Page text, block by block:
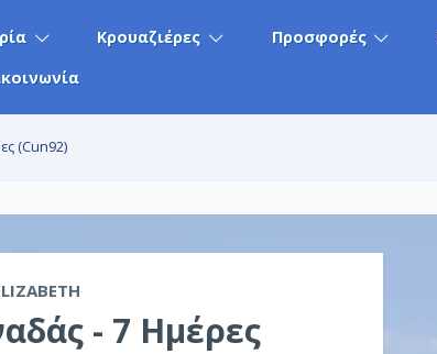
Κρουαζιέρες Προσφορές
(Cun92)
- 7 Ημέρες